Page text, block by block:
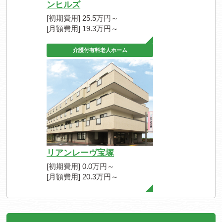
ンヒルズ
[初期費用] 25.5万円～
[月額費用] 19.3万円～
介護付有料老人ホーム
リアンレーヴ宝塚
[初期費用] 0.0万円～
[月額費用] 20.3万円～